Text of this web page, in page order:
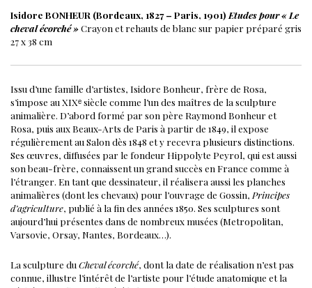
Isidore BONHEUR (Bordeaux, 1827 – Paris, 1901) Etudes pour « Le
cheval écorché »Crayon et rehauts de blanc sur papier préparé gris
27 x 38 cm
Issu d’une famille d’artistes, Isidore Bonheur, frère de Rosa,
s’impose au XIXᵉ siècle comme l’un des maîtres de la sculpture
animalière. D’abord formé par son père Raymond Bonheur et
Rosa, puis aux Beaux-Arts de Paris à partir de 1849, il expose
régulièrement au Salon dès 1848 et y recevra plusieurs distinctions.
Ses œuvres, diffusées par le fondeur Hippolyte Peyrol, qui est aussi
son beau-frère, connaissent un grand succès en France comme à
l’étranger. En tant que dessinateur, il réalisera aussi les planches
animalières (dont les chevaux) pour l’ouvrage de Gossin, Principes
d’agriculture, publié à la fin des années 1850. Ses sculptures sont
aujourd’hui présentes dans de nombreux musées (Metropolitan,
Varsovie, Orsay, Nantes, Bordeaux…).
La sculpture du Cheval écorché, dont la date de réalisation n’est pas
connue, illustre l’intérêt de l’artiste pour l’étude anatomique et la